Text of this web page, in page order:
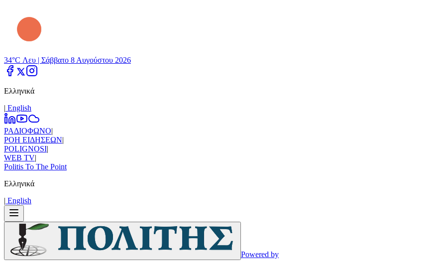
34°C Λευ | Σάββατο 8 Αυγούστου 2026
Ελληνικά
| Εnglish
ΡΑΔΙΟΦΩΝΟ|
ΡΟΗ ΕΙΔΗΣΕΩΝ|
POLIGNOSI|
WEB TV|
Politis To The Point
Ελληνικά
| Εnglish
Powered by